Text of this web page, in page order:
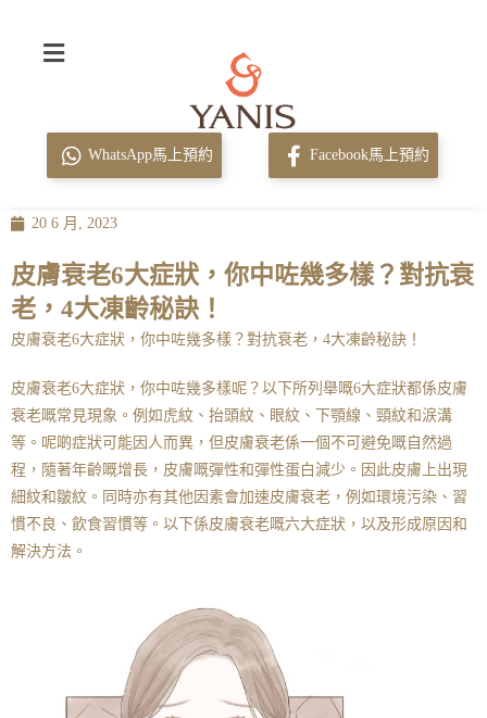
WhatsApp馬上預約 Facebook馬上預約
20 6 月, 2023
皮膚衰老6大症狀，你中咗幾多樣？對抗衰
老，4大凍齡秘訣！
皮膚衰老6大症狀，你中咗幾多樣？對抗衰老，4大凍齡秘訣！
皮膚衰老6大症狀，你中咗幾多樣呢？以下所列舉嘅6大症狀都係皮膚
衰老嘅常見現象。例如虎紋、抬頭紋、眼紋、下顎線、頸紋和涙溝
等。呢啲症狀可能因人而異，但皮膚衰老係一個不可避免嘅自然過
程，隨著年齡嘅增長，皮膚嘅彈性和彈性蛋白減少。因此皮膚上出現
細紋和皺紋。同時亦有其他因素會加速皮膚衰老，例如環境污染、習
慣不良、飲食習慣等。以下係皮膚衰老嘅六大症狀，以及形成原因和
解決方法。